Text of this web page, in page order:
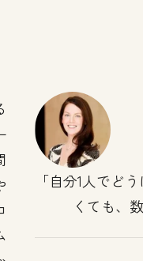
自分1人でど
くても、